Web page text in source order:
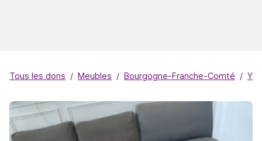
Tous les dons Meubles Bourgogne-Franche-Comté